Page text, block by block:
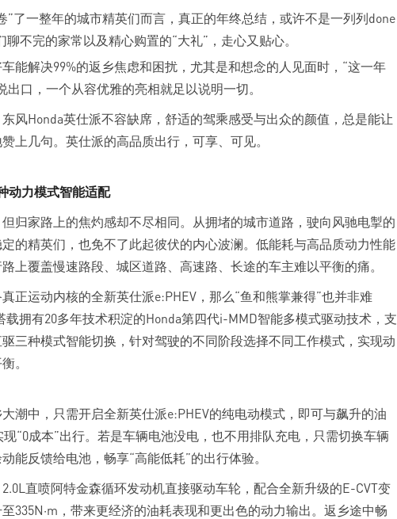
”了一整年的城市精英们而言，真正的年终总结，或许不是一列列done
不完的家常以及精心购置的“大礼”，走心又贴心。
能解决99%的返乡焦虑和困扰，尤其是和想念的人见面时，“这一年
出口，一个从容优雅的亮相就足以说明一切。
风Honda英仕派不容缺席，舒适的驾乘感受与出众的颜值，总是能让
上几句。英仕派的高品质出行，可享、可见。
动力模式智能适配
归家路上的焦灼感却不尽相同。从拥堵的城市道路，驶向风驰电掣的
的精英们，也免不了此起彼伏的内心波澜。低能耗与高品质动力性能
上覆盖慢速路段、城区道路、高速路、长途的车主难以平衡的痛。
正运动内核的全新英仕派e:PHEV，那么“鱼和熊掌兼得”也并非难
载拥有20多年技术积淀的Honda第四代i-MMD智能多模式驱动技术，支
三种模式智能切换，针对驾驶的不同阶段选择不同工作模式，实现动
。
潮中，只需开启全新英仕派e:PHEV的纯电动模式，即可与飙升的油
现“0成本”出行。若是车辆电池没电，也不用排队充电，只需切换车辆
能反馈给电池，畅享“高能低耗”的出行体验。
直喷阿特金森循环发动机直接驱动车轮，配合全新升级的E-CVT变
335N·m，带来更经济的油耗表现和更出色的动力输出。返乡途中畅